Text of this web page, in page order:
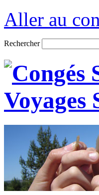
Aller au
Rechercher